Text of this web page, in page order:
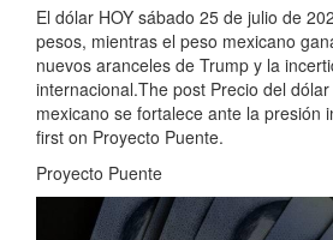
El dólar HOY sábado 25 de julio de
pesos, mientras el peso mexicano
nuevos aranceles de Trump y la
internacional.The post Precio del
mexicano se fortalece ante la presión
first on Proyecto Puente.
Proyecto Puente